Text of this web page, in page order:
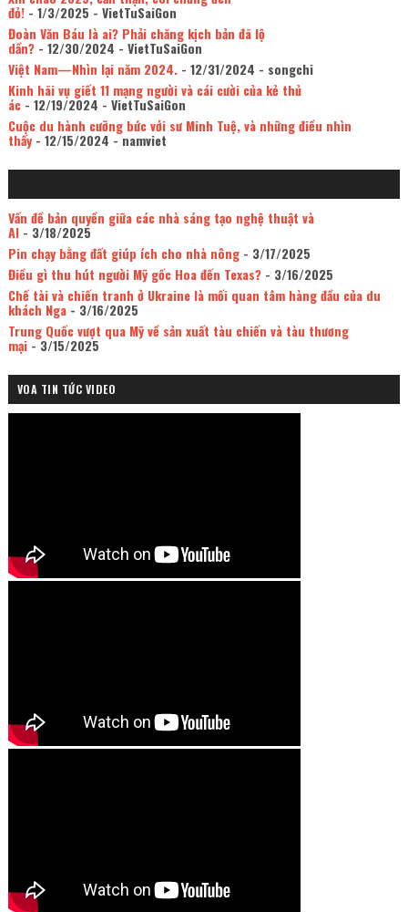
đỏ!- 1/3/2025 - VietTuSaiGon
Đoàn Văn Báu là ai? Phải chăng kịch bản đã lộ
dần?- 12/30/2024 - VietTuSaiGon
Việt Nam—Nhìn lại năm 2024.- 12/31/2024 - songchi
Kinh hãi vụ giết 11 mạng người và cái cười của kẻ thủ
ác- 12/19/2024 - VietTuSaiGon
Cuộc du hành cưỡng bức với sư Minh Tuệ, và những điều nhìn
thấy- 12/15/2024 - namviet
Vấn đề bản quyền giữa các nhà sáng tạo nghệ thuật và
AI- 3/18/2025
Pin chạy bằng đất giúp ích cho nhà nông- 3/17/2025
Điều gì thu hút người Mỹ gốc Hoa đến Texas?- 3/16/2025
Chế tài và chiến tranh ở Ukraine là mối quan tâm hàng đầu của du
khách Nga- 3/16/2025
Trung Quốc vượt qua Mỹ về sản xuất tàu chiến và tàu thương
mại- 3/15/2025
VOA TIN TỨC VIDEO